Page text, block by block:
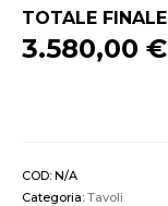
TOTALE FINALE
3.580,00 €
COD: N/A
Categoria: Tavoli